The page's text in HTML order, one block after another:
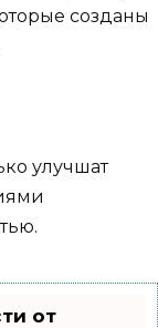
созданы
улучшат
от